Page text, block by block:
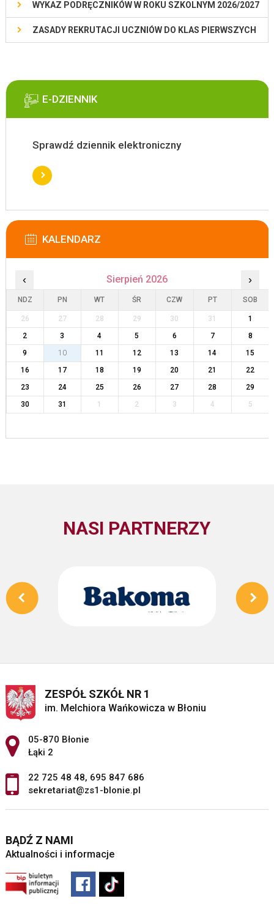
WYKAZ PODRĘCZNIKÓW W ROKU SZKOLNYM 2026/2027
ZASADY REKRUTACJI UCZNIÓW DO KLAS PIERWSZYCH
E-DZIENNIK
Sprawdź dziennik elektroniczny
KALENDARZ
‹ Sierpień 2026 ›
NDZ PN WT ŚR CZW PT SOB
26 27 28 29 30 31
1
2
3 4 5 6 7
8
9
10 11 12 13 14
15
16
17 18 19 20 21
22
23
24 25 26 27 28
29
30
31 1 2 3 4 5
NASI PARTNERZY
ZESPÓŁ SZKÓŁ NR 1
im. Melchiora Wańkowicza w Błoniu
Adres pocztowy:
05-870 Błonie
Łąki 2
22 725 48 48, 695 847 686
sekretariat@zs1-blonie.pl
BĄDŹ Z NAMI
Aktualności i informacje